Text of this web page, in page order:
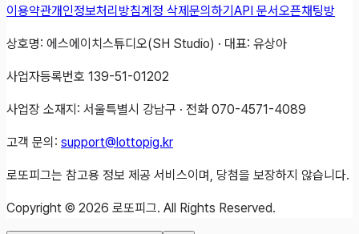
이용약관개인정보처리방침계정 삭제 문의하기 API 문서오픈채팅방
상호명: 에스에이치스튜디오(SH Studio) · 대표: 유상아
사업자등록번호 139-51-01202
사업장 소재지: 서울특별시 강남구 · 전화 070-4571-4089
고객 문의: support@lottopig.kr
로또피그는 참고용 정보 제공 서비스이며, 당첨을 보장하지 않습니다.
Copyright © 2026 로또피그. All Rights Reserved.